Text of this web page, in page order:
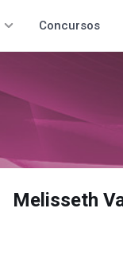
Concursos
Melisseth